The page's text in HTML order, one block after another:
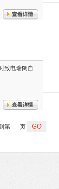
致电瑞阔自
第 页